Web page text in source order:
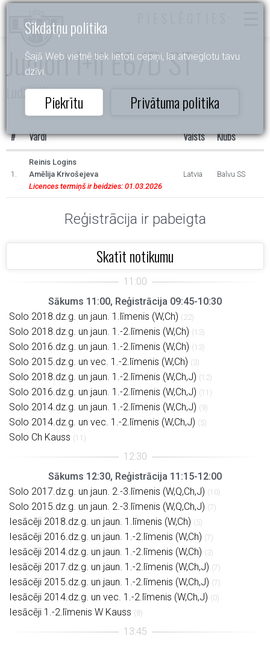
Sīkdatņu politika
Šajā Web vietnē tiek lietoti cepiņi, lai atvieglotu tavu
dzīvi.
Piekrītu Privātuma politika
Juniori I+II E6/D ST
Ludzas Kauss
# Vārdi Valsts Klubs
1.
Reinis Logins
Amēlija Krivošejeva
Licences termiņš ir beidzies: 01.03.2026
Latvia Balvu SS
Reģistrācija ir pabeigta
Skatīt notikumu
Sākums 11:00, Reģistrācija 09:45-10:30
Solo 2018.dz.g. un jaun. 1.līmenis (W,Ch) (22)
Solo 2018.dz.g. un jaun. 1.-2.līmenis (W,Ch) (13)
Solo 2016.dz.g. un jaun. 1.-2.līmenis (W,Ch) (13)
Solo 2015.dz.g. un vec. 1.-2.līmenis (W,Ch) (3)
Solo 2018.dz.g. un jaun. 1.-2.līmenis (W,Ch,J) (12)
Solo 2016.dz.g. un jaun. 1.-2.līmenis (W,Ch,J) (11)
Solo 2014.dz.g. un jaun. 1.-2.līmenis (W,Ch,J) (9)
Solo 2014.dz.g. un vec. 1.-2.līmenis (W,Ch,J) (5)
Solo Ch Kauss (11)
Sākums 12:30, Reģistrācija 11:15-12:00
Solo 2017.dz.g. un jaun. 2.-3.līmenis (W,Q,Ch,J) (10)
Solo 2015.dz.g. un jaun. 2.-3.līmenis (W,Q,Ch,J) (7)
Iesācēji 2018.dz.g. un jaun. 1.līmenis (W,Ch) (5)
Iesācēji 2016.dz.g. un jaun. 1.-2.līmenis (W,Ch) (7)
Iesācēji 2014.dz.g. un jaun. 1.-2.līmenis (W,Ch) (3)
Iesācēji 2017.dz.g. un jaun. 1.-2.līmenis (W,Ch,J) (7)
Iesācēji 2015.dz.g. un jaun. 1.-2.līmenis (W,Ch,J) (7)
Iesācēji 2014.dz.g. un vec. 1.-2.līmenis (W,Ch,J) (0)
Iesācēji 1.-2.līmenis W Kauss (8)